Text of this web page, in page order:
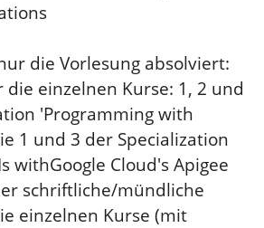
die Vorlesung absolviert:
einzelnen Kurse: 1, 2 und
'Programming with
1 und 3 der Specialization
withGoogle Cloud's Apigee
schriftliche/mündliche
einzelnen Kurse (mit